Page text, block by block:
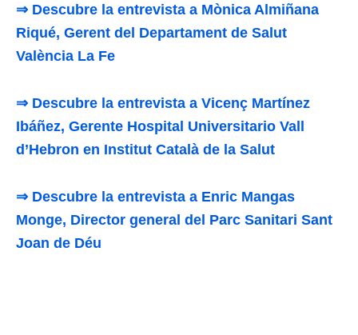
⇒ Descubre la entrevista a Mònica Almiñana
Riqué, Gerent del Departament de Salut
València La Fe
⇒ Descubre la entrevista a Vicenç Martínez
Ibáñez, Gerente Hospital Universitario Vall
d’Hebron en Institut Català de la Salut
⇒ Descubre la entrevista a Enric Mangas
Monge, Director general del Parc Sanitari Sant
Joan de Déu